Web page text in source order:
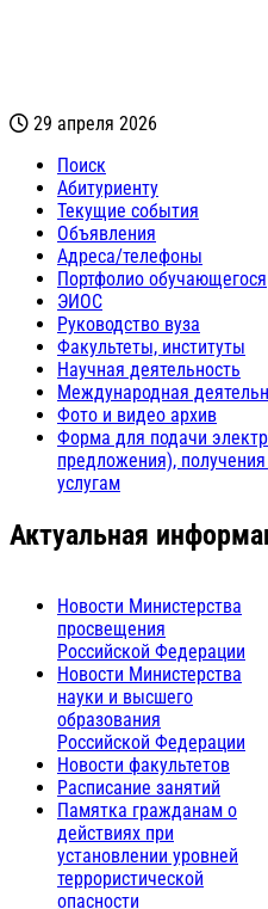
29 апреля 2026
Поиск
Абитуриенту
Текущие события
Объявления
Адреса/телефоны
Портфолио обучающегося
ЭИОС
Руководство вуза
Факультеты, институты
Научная деятельность
Международная
Фото и видео архив
Форма для подачи
предложения),
услугам
Актуальная
Новости Министерства
просвещения
Российской Федерации
Новости Министерства
науки и высшего
образования
Российской Федерации
Новости факультетов
Расписание занятий
Памятка гражданам о
действиях при
установлении уровней
террористической
опасности